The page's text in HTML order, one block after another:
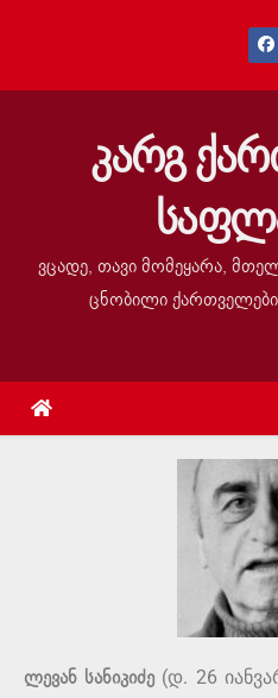
კარგ
ვცადე, თავი მომეყარა,
ცნობილი
ლევან სანიკიძე (დ. 26